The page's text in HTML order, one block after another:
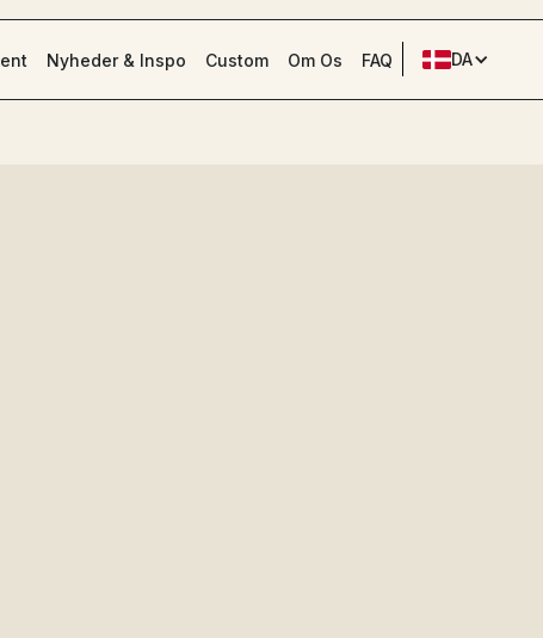
Nyheder & Inspo Custom Om Os FAQ DA